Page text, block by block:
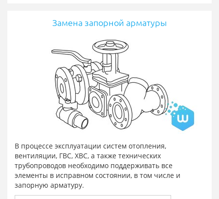
Замена запорной арматуры
В процессе эксплуатации систем отопления,
вентиляции, ГВС, ХВС, а также технических
трубопроводов необходимо поддерживать все
элементы в исправном состоянии, в том числе и
запорную арматуру.